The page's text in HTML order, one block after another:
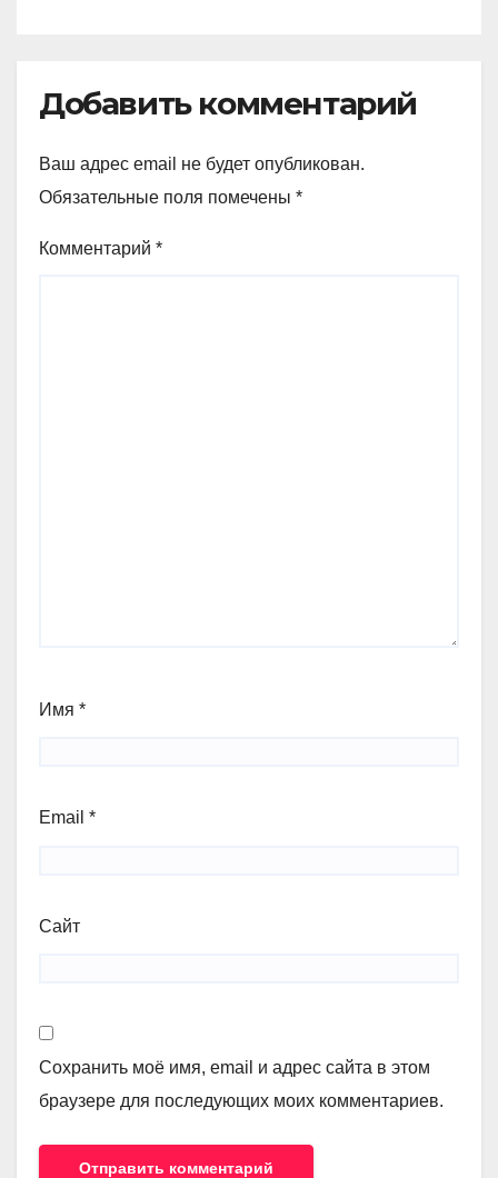
Добавить комментарий
Ваш адрес email не будет опубликован.
Обязательные поля помечены *
Комментарий *
Имя *
Email *
Сайт
Сохранить моё имя, email и адрес сайта в этом
браузере для последующих моих комментариев.